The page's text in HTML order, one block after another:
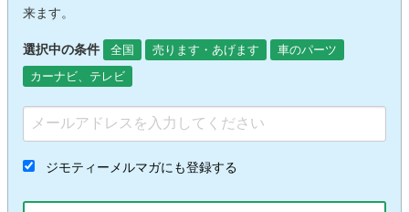
来ます。
選択中の条件 全国 売ります・あげます
車のパーツ
カーナビ、テレビ
ジモティーメルマガにも登録する